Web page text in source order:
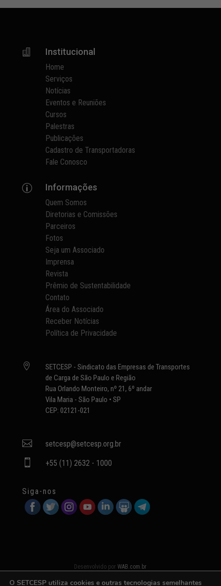
 Institucional
Home
Serviços
Notícias
Eventos e Reuniões
Cursos
Palestras
Publicações
Cadastro de Transportadoras
Fale Conosco
p Informações
Quem Somos
Diretorias e Comissões
Parceiros
Fotos
Seja um Associado
Imprensa
Revista
Prêmio de Sustentabilidade
Contato
Área do Associado
Receber Notícias
Política de Privacidade

SETCESP - Sindicato das Empresas de Transportes
de Carga de São Paulo e Região
Rua Orlando Monteiro, nº 21, 6º andar
Vila Maria - São Paulo • SP
CEP: 02121-021
 setcesp@setcesp.org.br
 +55 (11) 2632 - 1000
Siga-nos
Desenvolvido porWAB.com.br
O SETCESP utiliza cookies e outras tecnologias semelhantes